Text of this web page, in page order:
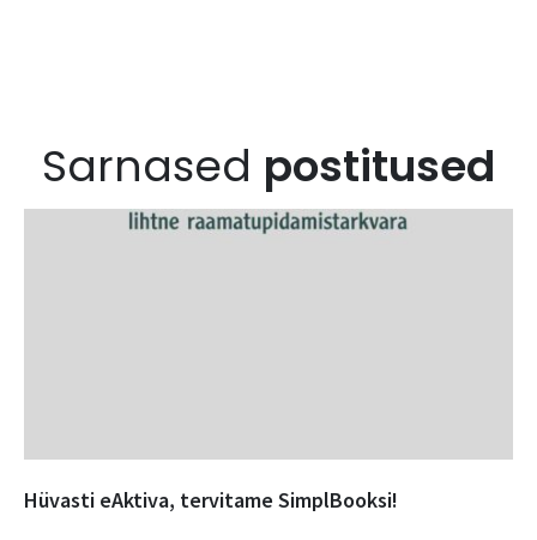
Sarnased postitused
Hüvasti eAktiva, tervitame SimplBooksi!